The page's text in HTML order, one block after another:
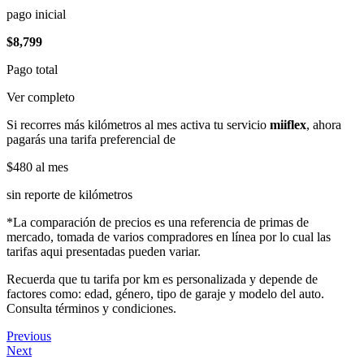
pago inicial
$8,799
Pago total
Ver completo
Si recorres más kilómetros al mes activa tu servicio miiflex, ahora
pagarás una tarifa preferencial de
$480 al mes
sin reporte de kilómetros
*La comparación de precios es una referencia de primas de
mercado, tomada de varios compradores en línea por lo cual las
tarifas aqui presentadas pueden variar.
Recuerda que tu tarifa por km es personalizada y depende de
factores como: edad, género, tipo de garaje y modelo del auto.
Consulta términos y condiciones.
Previous
Next